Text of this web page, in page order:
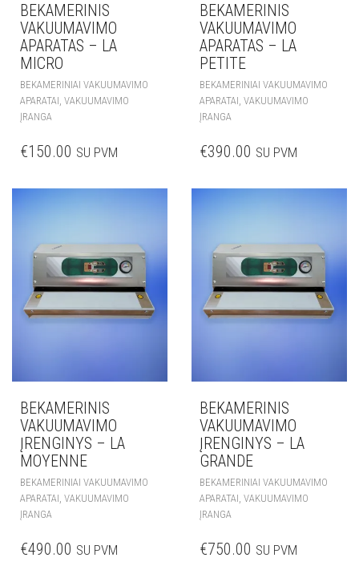
BEKAMERINIS
VAKUUMAVIMO
APARATAS – LA
MICRO
BEKAMERINIAI VAKUUMAVIMO
APARATAI, VAKUUMAVIMO
ĮRANGA
€150.00 SU PVM
BEKAMERINIS
VAKUUMAVIMO
APARATAS – LA
PETITE
BEKAMERINIAI VAKUUMAVIMO
APARATAI, VAKUUMAVIMO
ĮRANGA
€390.00 SU PVM
BEKAMERINIS
VAKUUMAVIMO
ĮRENGINYS – LA
MOYENNE
BEKAMERINIAI VAKUUMAVIMO
APARATAI VAKUUMAVIMO
ĮRANGA
€490.00 SU PVM
BEKAMERINIS
VAKUUMAVIMO
ĮRENGINYS – LA
GRANDE
BEKAMERINIAI VAKUUMAVIMO
APARATAI VAKUUMAVIMO
ĮRANGA
€750.00 SU PVM